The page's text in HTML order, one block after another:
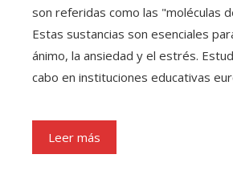
son referidas como las "moléculas
Estas sustancias son esenciales
ánimo, la ansiedad y el estrés.
cabo en instituciones educativas
Leer más